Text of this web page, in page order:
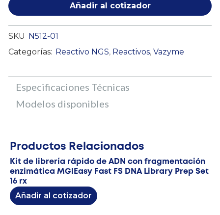
Añadir al cotizador
SKU N512-01
Categorías: Reactivo NGS, Reactivos, Vazyme
Especificaciones Técnicas
Modelos disponibles
Productos Relacionados
Kit de librería rápido de ADN con fragmentación
enzimática MGIEasy Fast FS DNA Library Prep Set
16 rx
Añadir al cotizador